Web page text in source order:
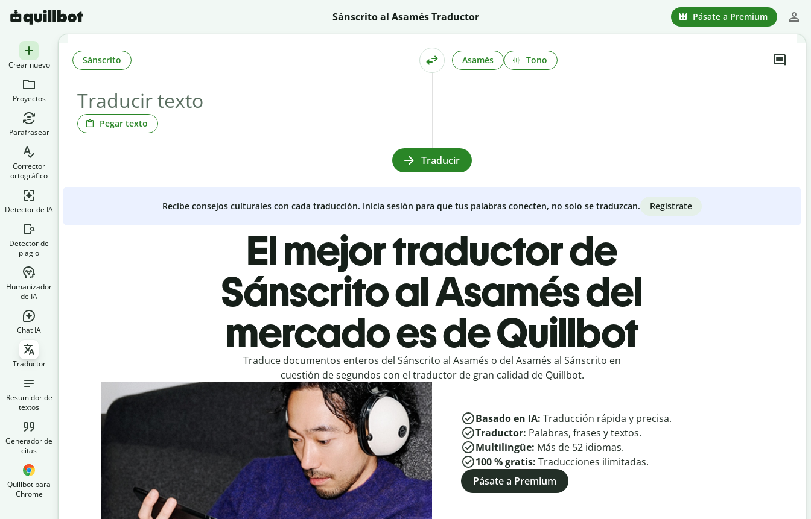
Sánscrito al Asamés Traductor Pásate a Premium
Crear nuevo
Proyectos
Parafrasear
Corrector
ortográfico
Detector de IA
Detector de
plagio
Humanizador
de IA
Chat IA
Traductor
Resumidor de
textos
Generador de
citas
Quillbot para
Chrome
Pegar texto
Sánscrito Asamés Tono
Traducir
Recibe consejos culturales con cada traducción. Inicia sesión para que tus palabras conecten, no solo se traduzcan. Regístrate
El mejor traductor de
Sánscrito al Asamés del
mercado es de Quillbot
Traduce documentos enteros del Sánscrito al Asamés o del Asamés al Sánscrito en
cuestión de segundos con el traductor de gran calidad de Quillbot.
Basado en IA: Traducción rápida y precisa.
Traductor: Palabras, frases y textos.
Multilingüe: Más de 52 idiomas.
100 % gratis: Traducciones ilimitadas.
Pásate a Premium